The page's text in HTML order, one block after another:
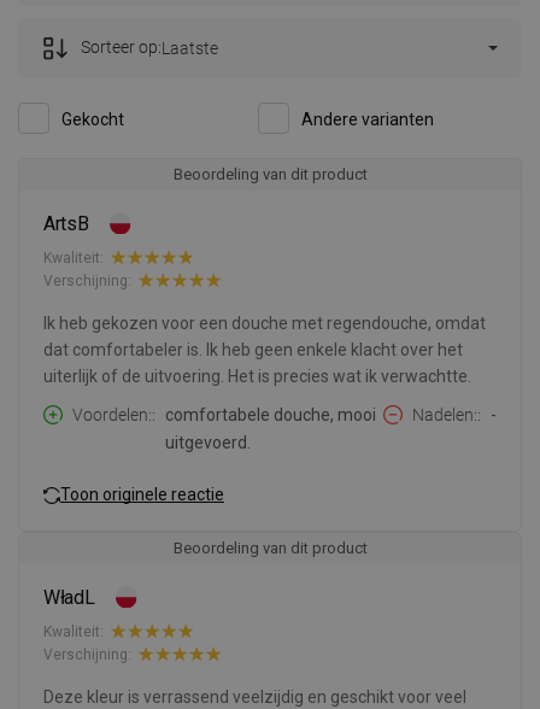
Gekocht Andere varianten
Sorteer op:Laatste
Beoordeling van dit product
ArtsB
Kwaliteit:
Verschijning:
Ik heb gekozen voor een douche met regendouche, omdat
dat comfortabeler is. Ik heb geen enkele klacht over het
uiterlijk of de uitvoering. Het is precies wat ik verwachtte.
Voordelen:
comfortabele douche, mooi
uitgevoerd.
Nadelen: -
Toon originele reactie
Beoordeling van dit product
WładL
Kwaliteit:
Verschijning:
Deze kleur is verrassend veelzijdig en geschikt voor veel